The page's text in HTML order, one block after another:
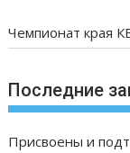
Чемпионат края
Последние
Присвоены и